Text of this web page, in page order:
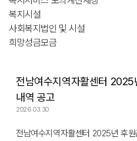
복지시설
사회복지법인 및 시설
희망성금모금
전남여수지역자활센터 2025
내역 공고
2026.03.30
전남여수지역자활센터 2025년 후원